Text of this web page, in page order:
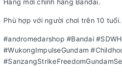
Phù hợp với người chơi trên 10 tuổi.
#andromedarshop #Bandai
#WukongImpulseGundam